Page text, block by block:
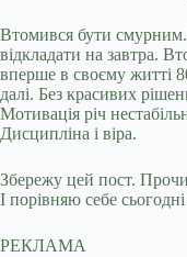
Втомився бути
відкладати на завтра.
вперше в своєму житті
далі. Без красивих
Мотивація річ
Дисципліна і віра.
Збережу цей пост.
І порівняю себе
РЕКЛАМА